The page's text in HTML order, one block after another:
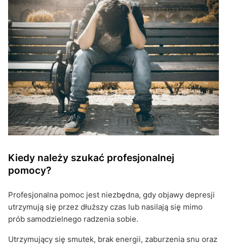
Kiedy należy szukać profesjonalnej
pomocy?
Profesjonalna pomoc jest niezbędna, gdy objawy depresji
utrzymują się przez dłuższy czas lub nasilają się mimo
prób samodzielnego radzenia sobie.
Utrzymujący się smutek, brak energii, zaburzenia snu oraz